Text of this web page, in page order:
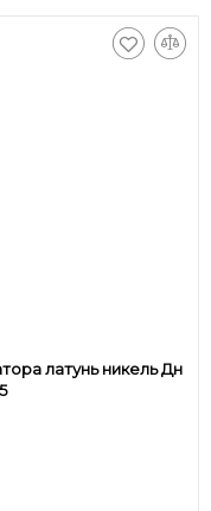
латунь никель Дн